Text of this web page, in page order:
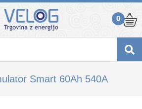
0
Smart 60Ah 540A